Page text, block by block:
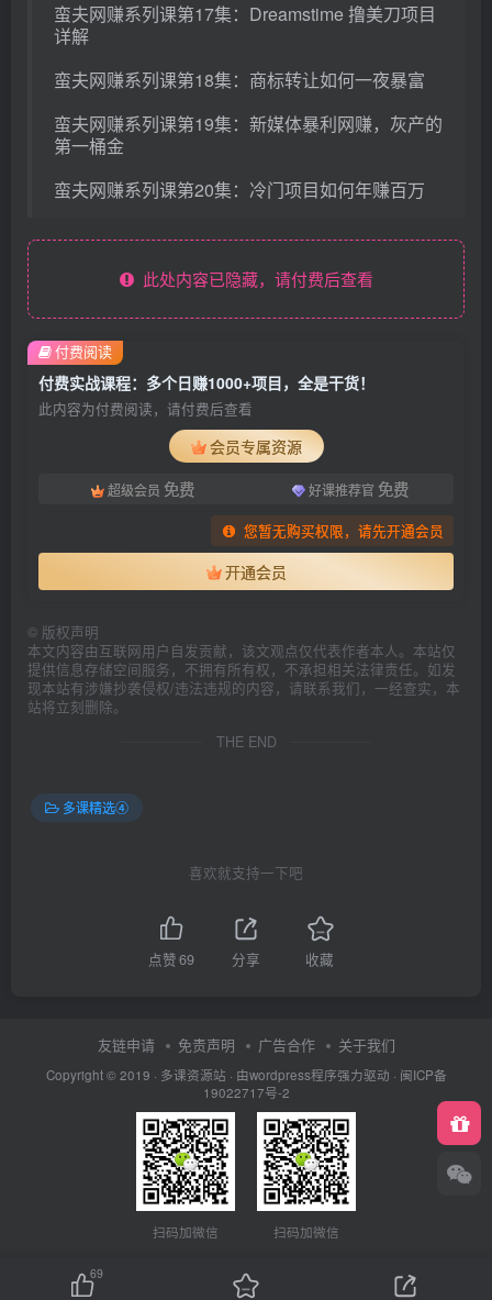
蛮夫网赚系列课第17集：Dreamstime 撸美刀项目
详解
蛮夫网赚系列课第18集：商标转让如何一夜暴富
蛮夫网赚系列课第19集：新媒体暴利网赚，灰产的
第一桶金
蛮夫网赚系列课第20集：冷门项目如何年赚百万
此处内容已隐藏，请付费后查看
付费实战课程：多个日赚1000+项目，全是干货！
此内容为付费阅读，请付费后查看
会员专属资源
超级会员 免费 好课推荐官 免费
您暂无购买权限，请先开通会员
开通会员
付费阅读
© 版权声明
本文内容由互联网用户自发贡献，该文观点仅代表作者本人。本站仅
提供信息存储空间服务，不拥有所有权，不承担相关法律责任。如发
现本站有涉嫌抄袭侵权/违法违规的内容，请联系我们，一经查实，本
站将立刻删除。
THE END
多课精选④
喜欢就支持一下吧
点赞69 分享 收藏
友链申请 免责声明 广告合作 关于我们
Copyright © 2019 · 多课资源站 · 由wordpress程序强力驱动 · 闽ICP备
19022717号-2
扫码加微信 扫码加微信
69